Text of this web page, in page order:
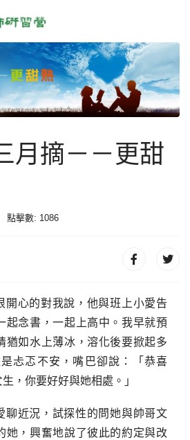
月摘－－更甜
點擊數: 1086
開心的對我說，他與班上小愛告
起念書，一起上高中。我早就預
猶如水上薄冰，溶化後要掀起多
忐忑不安，嘴巴卻說：「恭喜
，你要好好與她相處。」
聊近況，試探性的問她與帥哥文
她，興奮地說了彼此的約定與改